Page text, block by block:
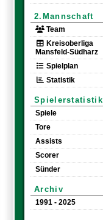
2.Mannschaft
Team
Kreisoberliga
Mansfeld-Südharz
Spielplan
Statistik
Spielerstatistik
Spiele
Tore
Assists
Scorer
Sünder
Archiv
1991 - 2025